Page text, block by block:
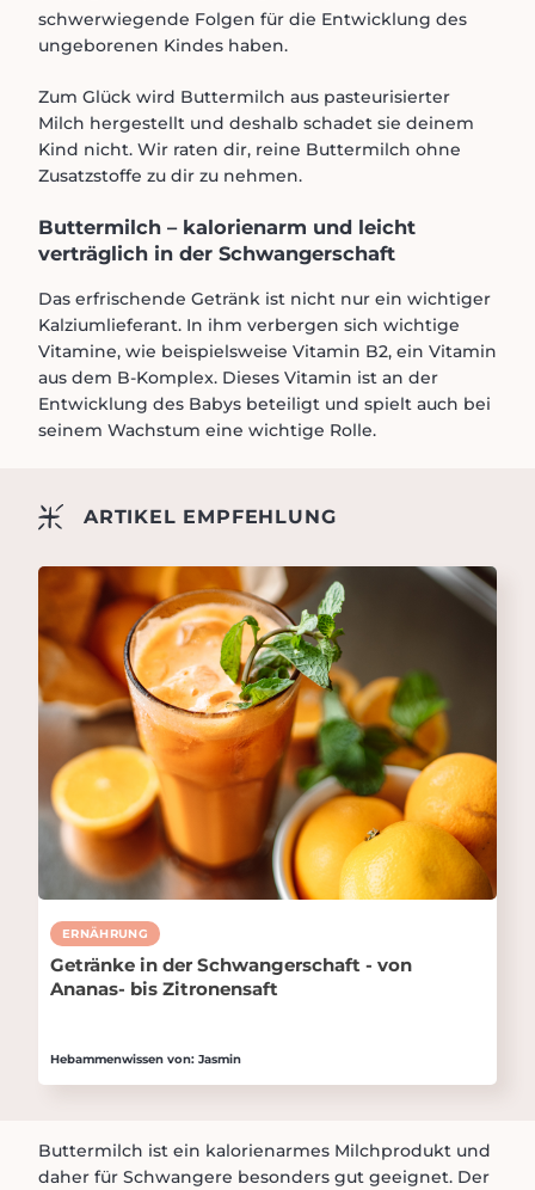
schwerwiegende Folgen für die Entwicklung des
ungeborenen Kindes haben.
Zum Glück wird Buttermilch aus pasteurisierter
Milch hergestellt und deshalb schadet sie deinem
Kind nicht. Wir raten dir, reine Buttermilch ohne
Zusatzstoffe zu dir zu nehmen.
Buttermilch – kalorienarm und leicht
verträglich in der Schwangerschaft
Das erfrischende Getränk ist nicht nur ein wichtiger
Kalziumlieferant. In ihm verbergen sich wichtige
Vitamine, wie beispielsweise Vitamin B2, ein Vitamin
aus dem B-Komplex. Dieses Vitamin ist an der
Entwicklung des Babys beteiligt und spielt auch bei
seinem Wachstum eine wichtige Rolle.
ARTIKEL EMPFEHLUNG
ERNÄHRUNG
Getränke in der Schwangerschaft - von
Ananas- bis Zitronensaft
Hebammenwissen von: Jasmin
Buttermilch ist ein kalorienarmes Milchprodukt und
daher für Schwangere besonders gut geeignet. Der